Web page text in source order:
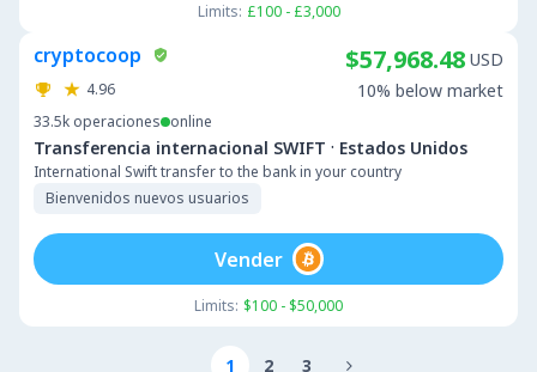
Limits: £100 - £3,000
cryptocoop
4.96
33.5k operaciones online
Transferencia internacional SWIFT · Estados Unidos
International Swift transfer to the bank in your country
Bienvenidos nuevos usuarios
$57,968.48 USD
10% below market
Limits: $100 - $50,000
Vender
1 2 3 